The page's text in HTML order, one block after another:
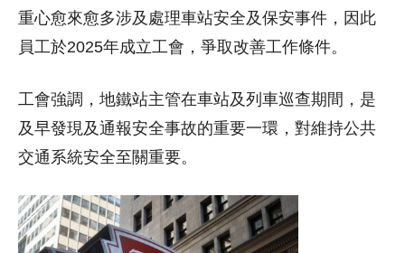
重心愈來愈多涉及處理車站安全及保安事件，因此
員工於2025年成立工會，爭取改善工作條件。
工會強調，地鐵站主管在車站及列車巡查期間，是
及早發現及通報安全事故的重要一環，對維持公共
交通系統安全至關重要。